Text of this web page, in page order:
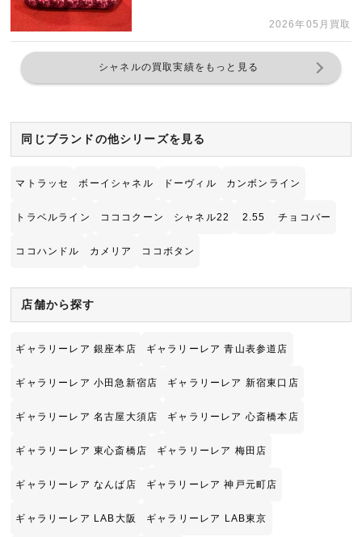
2026年05月買取
シャネルの買取実績をもっと見る
同じブランドの他シリーズを見る
マトラッセ ボーイシャネル ドーヴィル カンボンライン
トラベルライン コココクーン シャネル22 2.55 チョコバー
ココハンドル カメリア ココボタン
店舗から探す
ギャラリーレア 銀座本店 ギャラリーレア 青山表参道店
ギャラリーレア 小田急新宿店 ギャラリーレア 新宿東口店
ギャラリーレア 名古屋大須店 ギャラリーレア 心斎橋本店
ギャラリーレア 東心斎橋店 ギャラリーレア 梅田店
ギャラリーレア なんば店 ギャラリーレア 神戸元町店
ギャラリーレア LAB大阪 ギャラリーレア LAB東京